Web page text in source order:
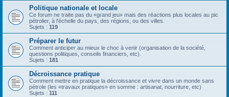
Politique nationale et locale
Ce forum ne traite pas du «grand jeu» mais des réactions plus locales au pic
pétrolier, à l'échelle du pays, des régions, ou des villes.
Sujets : 119
Préparer le futur
Comment anticiper au mieux le choc à venir (organisation de la société,
questions politiques, conseils financiers, etc).
Sujets : 181
Décroissance pratique
Comment mettre en pratique la décroissance et vivre dans un monde sans
pétrole (les «travaux pratiques» en somme : artisanat, nourriture, etc)
Sujets : 111